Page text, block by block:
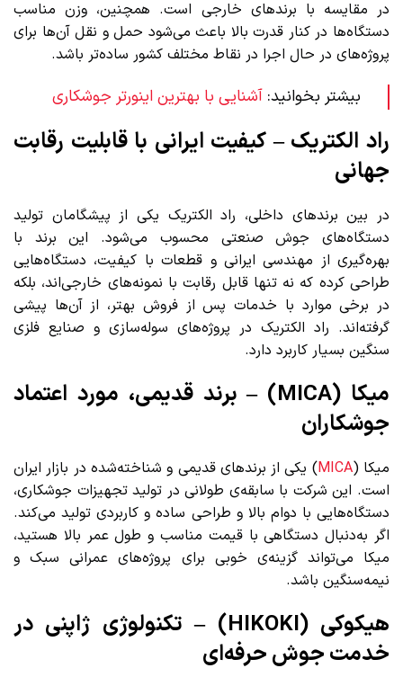
در مقایسه با برندهای خارجی است. همچنین، وزن مناسب
دستگاه‌ها در کنار قدرت بالا باعث می‌شود حمل و نقل آن‌ها برای
پروژه‌های در حال اجرا در نقاط مختلف کشور ساده‌تر باشد.
بیشتر بخوانید: آشنایی با بهترین اینورتر جوشکاری
راد الکتریک – کیفیت ایرانی با قابلیت رقابت
جهانی
در بین برندهای داخلی، راد الکتریک یکی از پیشگامان تولید
دستگاه‌های جوش صنعتی محسوب می‌شود. این برند با
بهره‌گیری از مهندسی ایرانی و قطعات با کیفیت، دستگاه‌هایی
طراحی کرده که نه تنها قابل رقابت با نمونه‌های خارجی‌اند، بلکه
در برخی موارد با خدمات پس از فروش بهتر، از آن‌ها پیشی
گرفته‌اند. راد الکتریک در پروژه‌های سوله‌سازی و صنایع فلزی
سنگین بسیار کاربرد دارد.
میکا (MICA) – برند قدیمی، مورد اعتماد
جوشکاران
میکا (MICA) یکی از برندهای قدیمی و شناخته‌شده در بازار ایران
است. این شرکت با سابقه‌ی طولانی در تولید تجهیزات جوشکاری،
دستگاه‌هایی با دوام بالا و طراحی ساده و کاربردی تولید می‌کند.
اگر به‌دنبال دستگاهی با قیمت مناسب و طول عمر بالا هستید،
میکا می‌تواند گزینه‌ی خوبی برای پروژه‌های عمرانی سبک و
نیمه‌سنگین باشد.
هیکوکی (HIKOKI) – تکنولوژی ژاپنی در
خدمت جوش حرفه‌ای